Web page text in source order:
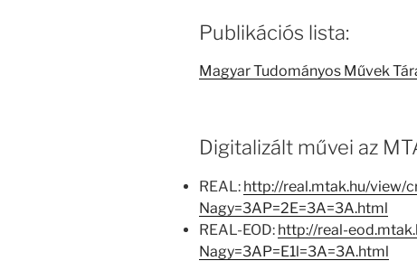
Publikációs lista:
Magyar Tudományos Művek
Digitalizált művei az
REAL: http://real.mtak.hu/view/
Nagy=3AP=2E=3A=3A.html
REAL-EOD: http://real-
Nagy=3AP=E1l=3A=3A.html